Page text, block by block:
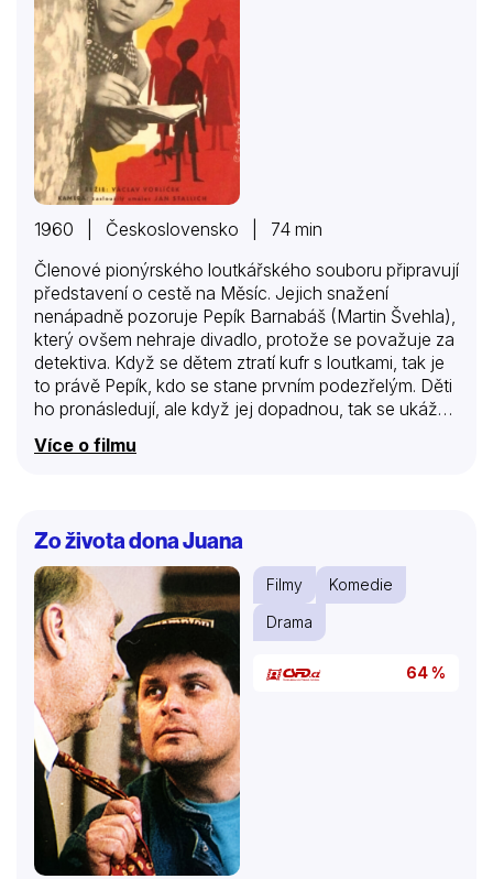
1960 | Československo | 74 min
Členové pionýrského loutkářského souboru připravují
představení o cestě na Měsíc. Jejich snažení
nenápadně pozoruje Pepík Barnabáš (Martin Švehla),
který ovšem nehraje divadlo, protože se považuje za
detektiva. Když se dětem ztratí kufr s loutkami, tak je
to právě Pepík, kdo se stane prvním podezřelým. Děti
ho pronásledují, ale když jej dopadnou, tak se ukáže,
že Pepík u sebe kufr nemá. Chlapec se nabídne, že
dětem pomůže ztracené věci najít. Pátrání po různých
jeho staršího kamaráda, učedníka Jirku, který prodal
známému jednu ze ztracených loutek. Ale jako v
každé správné detektivce, i zde se nakonec ukáže,
že všechno…
Více o filmu
Zo života dona Juana
Filmy
Komedie
Drama
64 %